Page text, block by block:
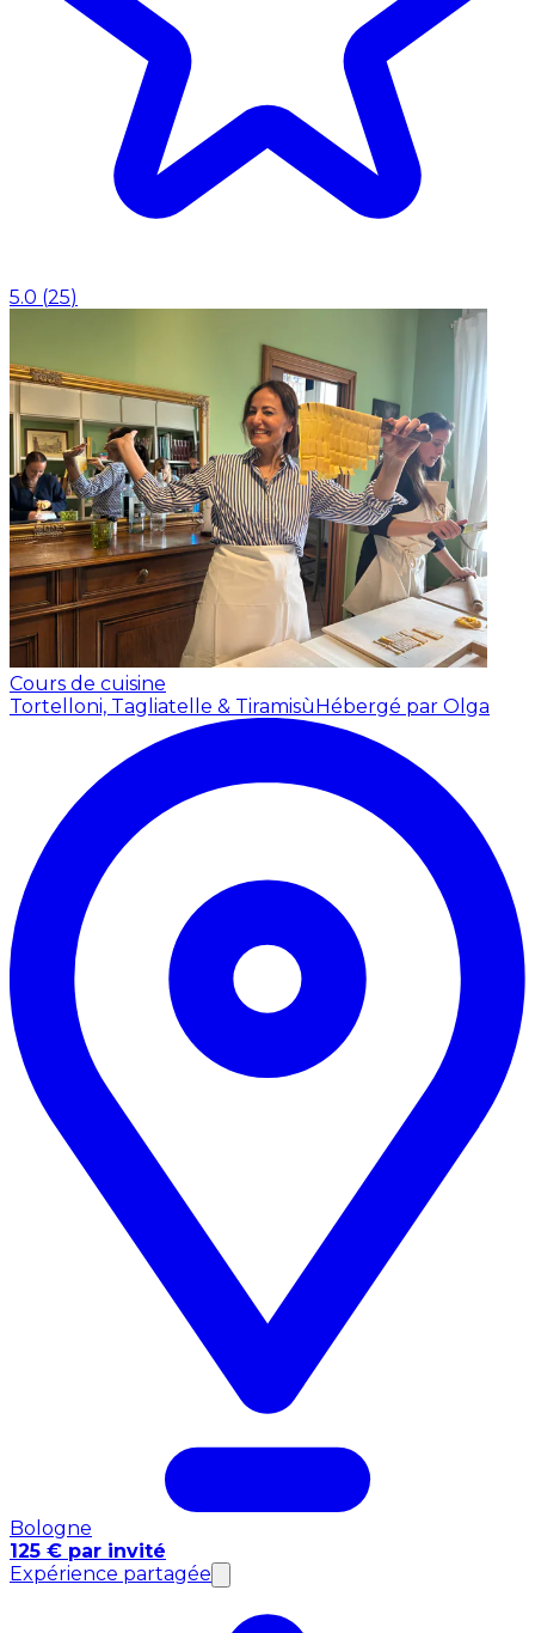
5.0 (25)
Cours de cuisine
Tortelloni, Tagliatelle & TiramisùHébergé par Olga
Bologne
125 € par invité
Expérience partagée